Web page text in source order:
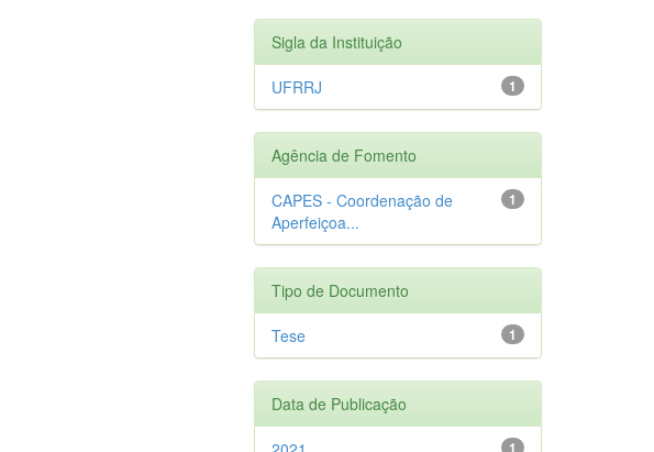
Sigla da Instituição
1
UFRRJ
Agência de Fomento
1
CAPES - Coordenação de
Aperfeiçoa...
Tipo de Documento
1
Tese
Data de Publicação
1